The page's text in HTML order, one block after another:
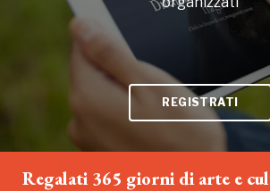
REGISTRATI
Regalati 365 giorni di arte e